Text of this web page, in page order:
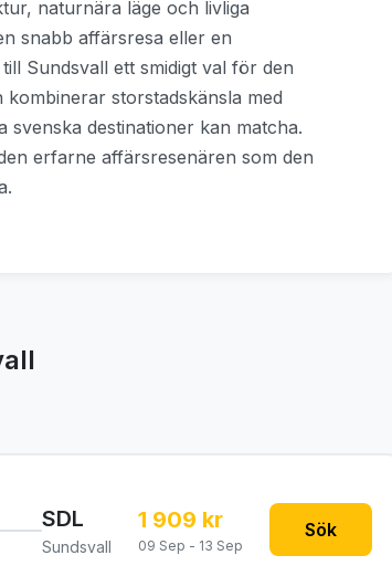
naturnära läge och livliga
snabb affärsresa eller en
Sundsvall ett smidigt val för den
kombinerar storstadskänsla med
destinationer kan matcha.
erfarne affärsresenären som den
SDL
Sundsvall
1 909 kr
09 Sep - 13 Sep
Sök